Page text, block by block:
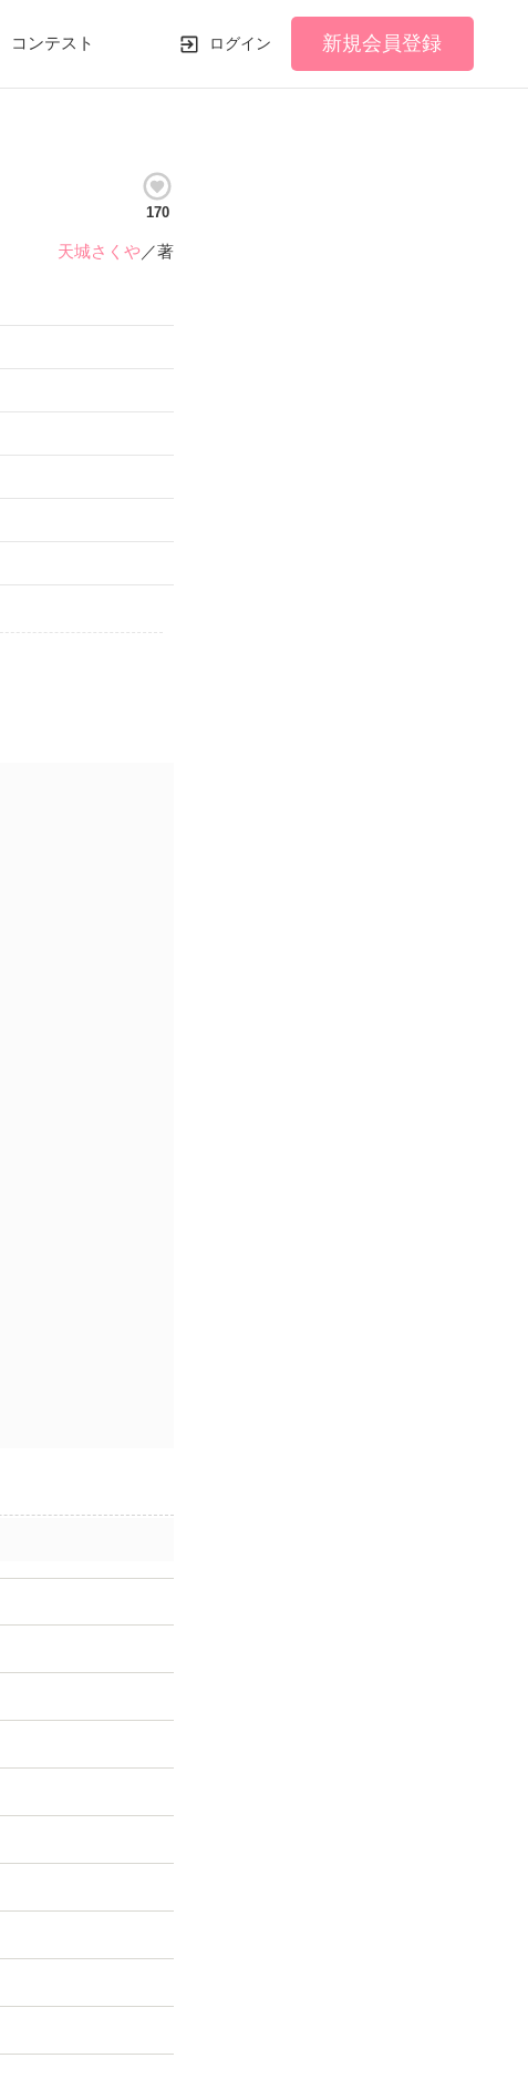
コンテスト ログイン 新規会員登録
170
天城さくや ／著